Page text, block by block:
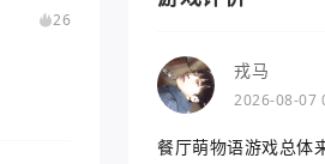
26
戎马
2026-08-07
餐厅萌物语游戏总体